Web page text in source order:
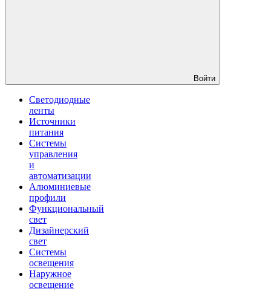
Войти
Светодиодные
ленты
Источники
питания
Системы
управления
и
автоматизации
Алюминиевые
профили
Функциональный
свет
Дизайнерский
свет
Системы
освещения
Наружное
освещение